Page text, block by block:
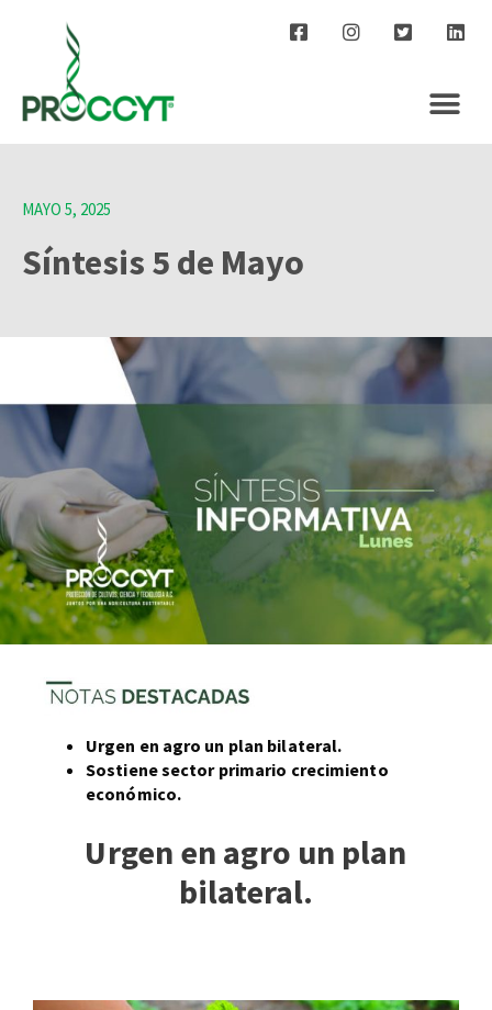
MAYO 5, 2025
Síntesis 5 de Mayo
Urgen en agro un plan bilateral.
Sostiene sector primario crecimiento
económico.
Urgen en agro un plan
bilateral.